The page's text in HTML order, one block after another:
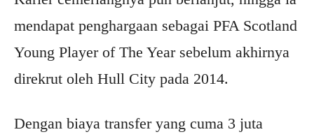
mendapat penghargaan sebagai PFA Scotland
Young Player of The Year sebelum akhirnya
direkrut oleh Hull City pada 2014.
Dengan biaya transfer yang cuma 3 juta